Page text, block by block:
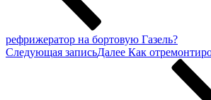
рефрижератор на бортовую Газель?
Следующая записьДалее Как